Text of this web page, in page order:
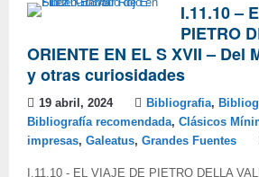
I.11.10 –
PIETRO
ORIENTE EN EL S XVII – Del
y otras curiosidades
19 abril, 2024 Bibliografia,
Bibliografía recomendada, Clásicos
impresas, Galeatus, Grandes Fuentes
I.11.10 - EL VIAJE DE PIETRO DELLA